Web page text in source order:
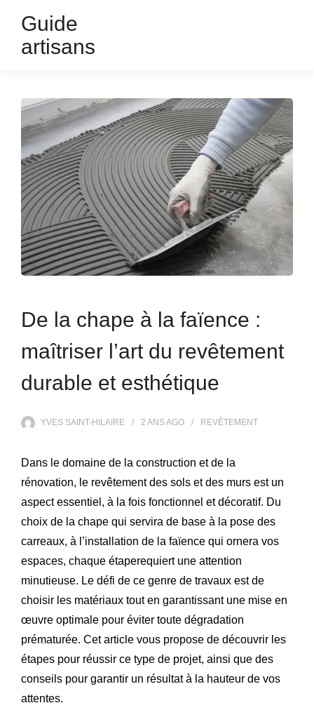
Guide
artisans
De la chape à la faïence :
maîtriser l’art du revêtement
durable et esthétique
YVES SAINT-HILAIRE 2 ANSAGO REVÊTEMENT
Dans le domaine de la construction et de la
rénovation, le revêtement des sols et des murs est un
aspect essentiel, à la fois fonctionnel et décoratif. Du
choix de la chape qui servira de base à la pose des
carreaux, à l’installation de la faïence qui ornera vos
espaces, chaque étaperequiert une attention
minutieuse. Le défi de ce genre de travaux est de
choisir les matériaux tout en garantissant une mise en
œuvre optimale pour éviter toute dégradation
prématurée. Cet article vous propose de découvrir les
étapes pour réussir ce type de projet, ainsi que des
conseils pour garantir un résultat à la hauteur de vos
attentes.